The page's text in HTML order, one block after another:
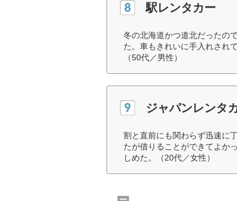
駅レンタカー
冬の北海道かつ道北だったの
た。車もきれいに手入れされ
（50代／男性）
ジャパンレンタ
割と直前にも関わらず迅速に
たが借りることができてよか
しめた。（20代／女性）